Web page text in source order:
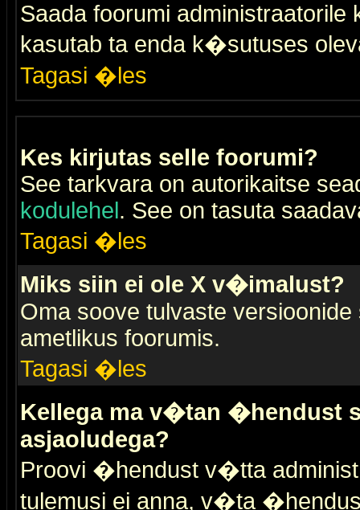
Saada foorumi
kasutab ta enda k�sutuses
Tagasi �les
Kes kirjutas selle foorumi?
See tarkvara on autorikaitse
kodulehel. See on tasuta
Tagasi �les
Miks siin ei ole X v�imalust?
Oma soove tulvaste
ametlikus foorumis.
Tagasi �les
Kellega ma v�tan �hendust
asjaoludega?
Proovi �hendust v�tta
tulemusi ei anna, v�ta